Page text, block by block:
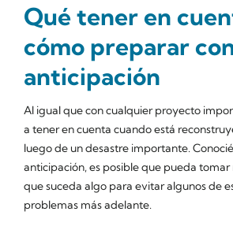
Qué tener en
cómo preparar
anticipación
Al igual que con cualquier proyecto
a tener en cuenta cuando está
luego de un desastre importante.
anticipación, es posible que pueda
que suceda algo para evitar algunos de
problemas más adelante.